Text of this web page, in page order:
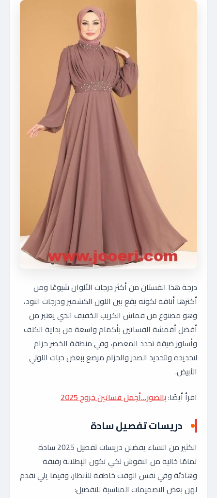
درجة هذا الفستان من أكثر درجات الألوان شيوعًا ومن
أكثرها أناقة لكونه يقع بين اللون الكشمير ودرجات النود،
وهو مصنوع من قماش الكريب الخفيف الذي يعتبر من
أفضل أقمشة الفساتين بأكمام واسعة من بداية الكتف
وأساور ضيقة تحدد المعصم، وفي منطقة الخصر حزام
لتحديده ولتحديد الصدر والحزام مرصع ببعض حبات اللولي
الأبيض.
اقرأ أيضًا:بالصور…أجمل فساتين خروج 2025
دريسات تفصيل سادة
الكثير من النساء يفضلن دريسات تفصيل 2025 سادة
تمامًا خالية من النقوش لكي تكون الإطلالة رقيقة
وهادئة وفي نفس الوقت خاطفة للأنظار، وفيما يلي نقدم
لهن بعض التصميمات المناسبة للتفصيل: